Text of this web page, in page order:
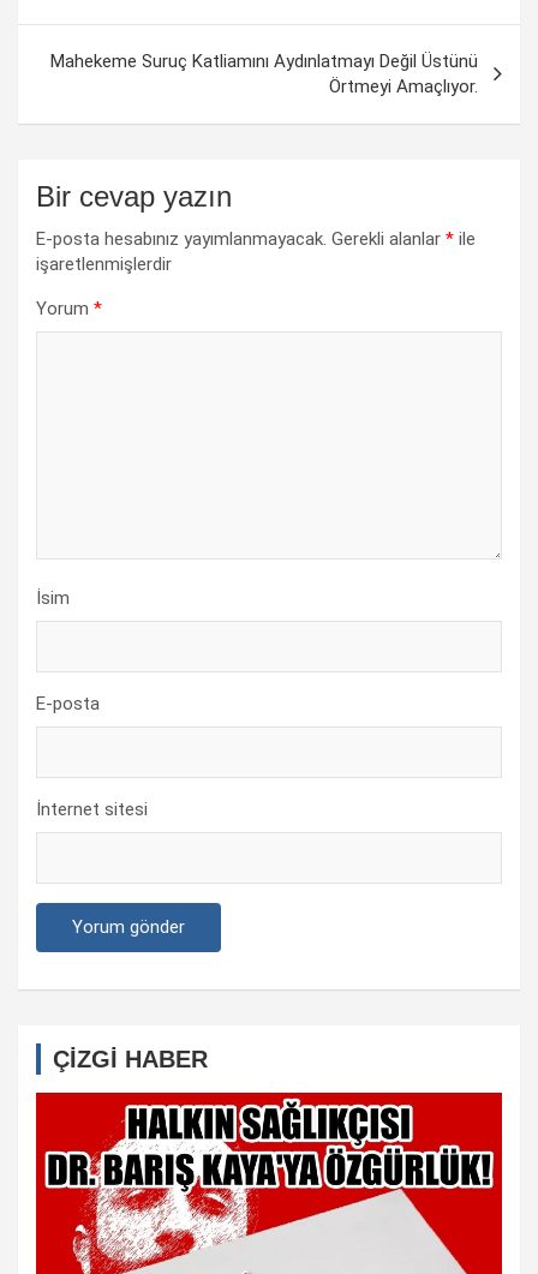
Mahekeme Suruç Katliamını Aydınlatmayı Değil Üstünü
Örtmeyi Amaçlıyor.
Bir cevap yazın
E-posta hesabınız yayımlanmayacak. Gerekli alanlar * ile
işaretlenmişlerdir
Yorum *
İsim
E-posta
İnternet sitesi
ÇİZGİ HABER